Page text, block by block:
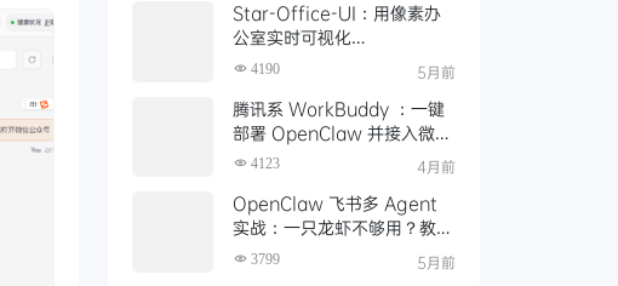
Star-Office-UI：用像素办
公室实时可视化
OpenClaw（小龙虾）的工
4190 5月前
腾讯系 WorkBuddy ：一键
部署 OpenClaw 并接入微
信，扫码即用，体验丝滑
4123 4月前
OpenClaw 飞书多 Agent
实战：一只龙虾不够用？教你
养一池子龙虾
3799 5月前